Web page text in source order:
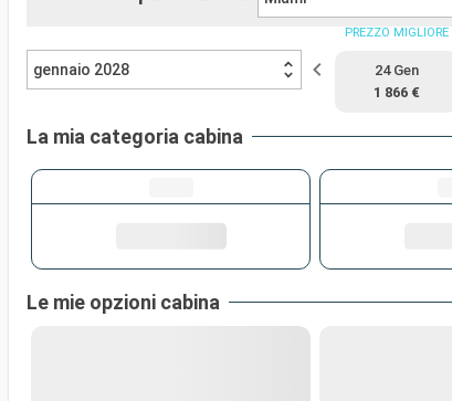
gennaio 2028
PREZZO MIGLIORE
24 Gen
1 866 €
La mia categoria cabina
Le mie opzioni cabina